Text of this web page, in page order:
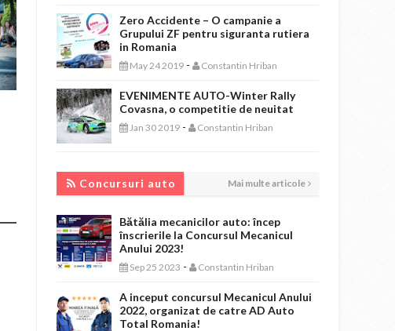
Zero Accidente – O campanie a
Grupului ZF pentru siguranta rutiera
in Romania
May 24 2019 - Constantin Hriban
EVENIMENTE AUTO-Winter Rally
Covasna, o competitie de neuitat
Jan 30 2019 - Constantin Hriban
Concursuri auto Mai multe articole
Bătălia mecanicilor auto: încep
înscrierile la Concursul Mecanicul
Anului 2023!
Sep 25 2023 - Constantin Hriban
A inceput concursul Mecanicul Anului
2022, organizat de catre AD Auto
Total Romania!